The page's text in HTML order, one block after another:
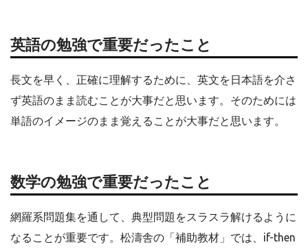
英語の勉強で重要だったこと
長文を早く、正確に理解するために、英文を日本語を介さ
ず英語のまま読むことが大事だと思います。そのためには
単語のイメージのまま覚えることが大事だと思います。
数学の勉強で重要だったこと
網羅系問題集を通して、典型問題をスラスラ解けるように
なることが重要です。松濤舎の「補助教材」では、if-then